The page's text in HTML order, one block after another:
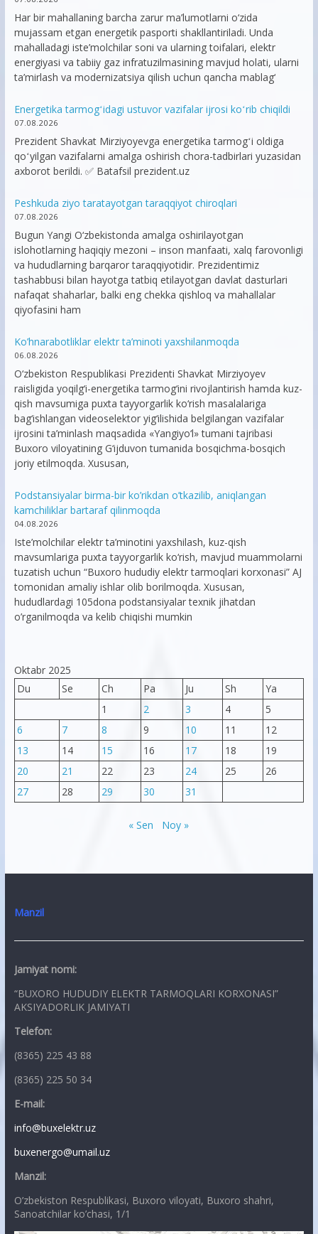
Har bir mahallaning barcha zarur ma’lumotlarni o‘zida
mujassam etgan energetik pasporti shakllantiriladi. Unda
mahalladagi iste’molchilar soni va ularning toifalari, elektr
energiyasi va tabiiy gaz infratuzilmasining mavjud holati, ularni
ta’mirlash va modernizatsiya qilish uchun qancha mablag‘
Energetika tarmogʻidagi ustuvor vazifalar ijrosi koʻrib chiqildi
07.08.2026
Prezident Shavkat Mirziyoyevga energetika tarmogʻi oldiga
qoʻyilgan vazifalarni amalga oshirish chora-tadbirlari yuzasidan
axborot berildi. ✅ Batafsil prezident.uz
Peshkuda ziyo taratayotgan taraqqiyot chiroqlari
07.08.2026
Bugun Yangi O‘zbekistonda amalga oshirilayotgan
islohotlarning haqiqiy mezoni – inson manfaati, xalq farovonligi
va hududlarning barqaror taraqqiyotidir. Prezidentimiz
tashabbusi bilan hayotga tatbiq etilayotgan davlat dasturlari
nafaqat shaharlar, balki eng chekka qishloq va mahallalar
qiyofasini ham
Ko’hnarabotliklar elektr ta’minoti yaxshilanmoqda
06.08.2026
O‘zbekiston Respublikasi Prezidenti Shavkat Mirziyoyev
raisligida yoqilg‘i-energetika tarmog‘ini rivojlantirish hamda kuz-
qish mavsumiga puxta tayyorgarlik ko‘rish masalalariga
bag‘ishlangan videoselektor yig‘ilishida belgilangan vazifalar
ijrosini ta’minlash maqsadida «Yangiyo‘l» tumani tajribasi
Buxoro viloyatining G‘ijduvon tumanida bosqichma-bosqich
joriy etilmoqda. Xususan,
Podstansiyalar birma-bir ko’rikdan o’tkazilib, aniqlangan
kamchiliklar bartaraf qilinmoqda
04.08.2026
Iste’molchilar elektr ta’minotini yaxshilash, kuz-qish
mavsumlariga puxta tayyorgarlik ko‘rish, mavjud muammolarni
tuzatish uchun “Buxoro hududiy elektr tarmoqlari korxonasi” AJ
tomonidan amaliy ishlar olib borilmoqda. Xususan,
hududlardagi 105dona podstansiyalar texnik jihatdan
o’rganilmoqda va kelib chiqishi mumkin
Oktabr 2025
Du
Se Ch Pa Ju Sh
Ya
1
2 3 4
5
6
7 8 9 10 11
12
13
14 15 16 17 18
19
20
21 22 23 24 25
26
27
28 29 30 31
« Sen Noy »
Manzil
Jamiyat nomi:
“BUXORO HUDUDIY ELEKTR TARMOQLARI KORXONASI”
AKSIYADORLIK JAMIYATI
Telefon:
(8365) 225 43 88
(8365) 225 50 34
E-mail:
info@buxelektr.uz
buxenergo@umail.uz
Manzil:
O’zbekiston Respublikasi, Buxoro viloyati, Buxoro shahri,
Sanoatchilar ko’chasi, 1/1